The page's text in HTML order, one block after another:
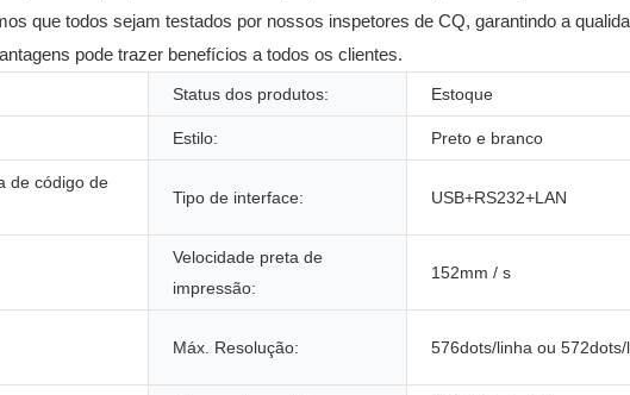
que todos sejam testados por nossos inspetores de CQ, garantindo a
pode trazer benefícios a todos os clientes.
Status dos produtos: Estoque
Estilo: Preto e branco
de código de
Tipo de interface: USB+RS232+LAN
Velocidade preta de
impressão:
152mm / s
Máx. Resolução: 576dots/linha ou 572dots/